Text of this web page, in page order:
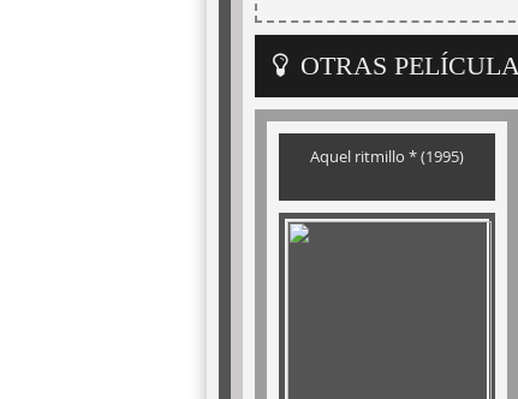
OTRAS
Aquel ritmillo * (1995)